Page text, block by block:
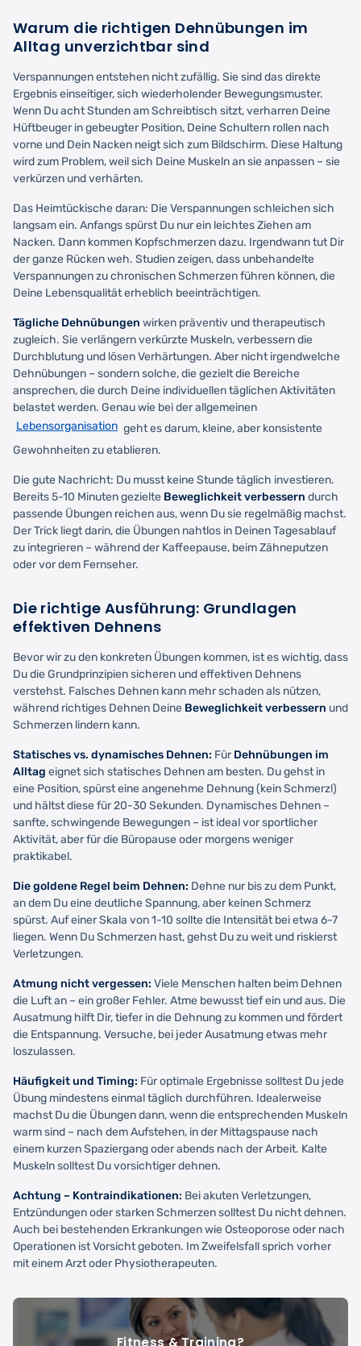
Warum die richtigen Dehnübungen im
Alltag unverzichtbar sind
Verspannungen entstehen nicht zufällig. Sie sind das direkte
Ergebnis einseitiger, sich wiederholender Bewegungsmuster.
Wenn Du acht Stunden am Schreibtisch sitzt, verharren Deine
Hüftbeuger in gebeugter Position, Deine Schultern rollen nach
vorne und Dein Nacken neigt sich zum Bildschirm. Diese Haltung
wird zum Problem, weil sich Deine Muskeln an sie anpassen – sie
verkürzen und verhärten.
Das Heimtückische daran: Die Verspannungen schleichen sich
langsam ein. Anfangs spürst Du nur ein leichtes Ziehen am
Nacken. Dann kommen Kopfschmerzen dazu. Irgendwann tut Dir
der ganze Rücken weh. Studien zeigen, dass unbehandelte
Verspannungen zu chronischen Schmerzen führen können, die
Deine Lebensqualität erheblich beeinträchtigen.
Tägliche Dehnübungen wirken präventiv und therapeutisch
zugleich. Sie verlängern verkürzte Muskeln, verbessern die
Durchblutung und lösen Verhärtungen. Aber nicht irgendwelche
Dehnübungen – sondern solche, die gezielt die Bereiche
ansprechen, die durch Deine individuellen täglichen Aktivitäten
belastet werden. Genau wie bei der allgemeinen
Lebensorganisation geht es darum, kleine, aber konsistente
Gewohnheiten zu etablieren.
Die gute Nachricht: Du musst keine Stunde täglich investieren.
Bereits 5-10 Minuten gezielte Beweglichkeit verbessern durch
passende Übungen reichen aus, wenn Du sie regelmäßig machst.
Der Trick liegt darin, die Übungen nahtlos in Deinen Tagesablauf
zu integrieren – während der Kaffeepause, beim Zähneputzen
oder vor dem Fernseher.
Die richtige Ausführung: Grundlagen
effektiven Dehnens
Bevor wir zu den konkreten Übungen kommen, ist es wichtig, dass
Du die Grundprinzipien sicheren und effektiven Dehnens
verstehst. Falsches Dehnen kann mehr schaden als nützen,
während richtiges Dehnen Deine Beweglichkeit verbessern und
Schmerzen lindern kann.
Statisches vs. dynamisches Dehnen: FürDehnübungen im
Alltag eignet sich statisches Dehnen am besten. Du gehst in
eine Position, spürst eine angenehme Dehnung (kein Schmerz!)
und hältst diese für 20-30 Sekunden. Dynamisches Dehnen –
sanfte, schwingende Bewegungen – ist ideal vor sportlicher
Aktivität, aber für die Büropause oder morgens weniger
praktikabel.
Die goldene Regel beim Dehnen: Dehne nur bis zu dem Punkt,
an dem Du eine deutliche Spannung, aber keinen Schmerz
spürst. Auf einer Skala von 1-10 sollte die Intensität bei etwa 6-7
liegen. Wenn Du Schmerzen hast, gehst Du zu weit und riskierst
Verletzungen.
Atmung nicht vergessen: Viele Menschen halten beim Dehnen
die Luft an – ein großer Fehler. Atme bewusst tief ein und aus. Die
Ausatmung hilft Dir, tiefer in die Dehnung zu kommen und fördert
die Entspannung. Versuche, bei jeder Ausatmung etwas mehr
loszulassen.
Häufigkeit und Timing: Für optimale Ergebnisse solltest Du jede
Übung mindestens einmal täglich durchführen. Idealerweise
machst Du die Übungen dann, wenn die entsprechenden Muskeln
warm sind – nach dem Aufstehen, in der Mittagspause nach
einem kurzen Spaziergang oder abends nach der Arbeit. Kalte
Muskeln solltest Du vorsichtiger dehnen.
Achtung – Kontraindikationen: Bei akuten Verletzungen,
Entzündungen oder starken Schmerzen solltest Du nicht dehnen.
Auch bei bestehenden Erkrankungen wie Osteoporose oder nach
Operationen ist Vorsicht geboten. Im Zweifelsfall sprich vorher
mit einem Arzt oder Physiotherapeuten.
Fitness & Training?